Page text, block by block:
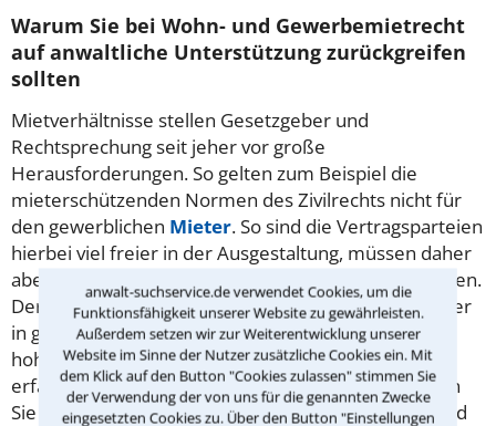
anwalt-suchservice.de verwendet Cookies, um die
Funktionsfähigkeit unserer Website zu gewährleisten.
Außerdem setzen wir zur Weiterentwicklung unserer
Website im Sinne der Nutzer zusätzliche Cookies ein. Mit
dem Klick auf den Button "Cookies zulassen" stimmen Sie
der Verwendung der von uns für die genannten Zwecke
eingesetzten Cookies zu. Über den Button "Einstellungen
Warum Sie bei Wohn- und Gewerbemietrecht
auf anwaltliche Unterstützung zurückgreifen
sollten
Mietverhältnisse stellen Gesetzgeber und
Rechtsprechung seit jeher vor große
Herausforderungen. So gelten zum Beispiel die
mieterschützenden Normen des Zivilrechts nicht für
den gewerblichen Mieter. So sind die Vertragsparteien
hierbei viel freier in der Ausgestaltung, müssen daher
aber unter Umständen auch ein höheres Risiko tragen.
Der Vertragsverhandlung und -gestaltung sollte daher
in gewerblichen Mietverhältnissen ein besonders
hoher Stellenwert beigemessen werden. Ein
erfahrener Immobilienrechtler in Königswinter kann
Sie zu allen vertraglichen Fragestellungen umfassend